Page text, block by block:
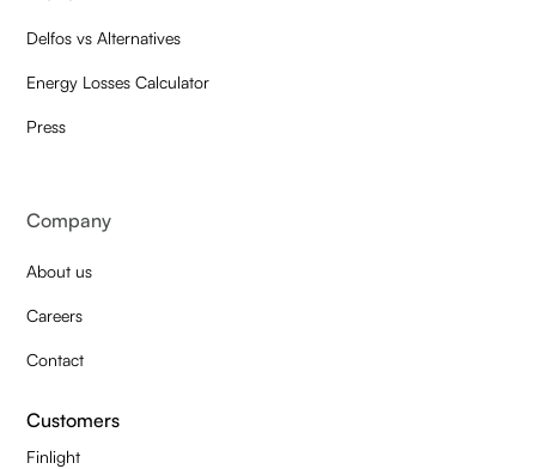
Delfos vs Alternatives
Energy Losses Calculator
Press
Company
About us
Careers
Contact
Customers
Finlight